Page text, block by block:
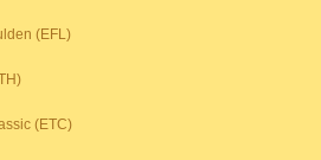
(EFL)
(ETC)